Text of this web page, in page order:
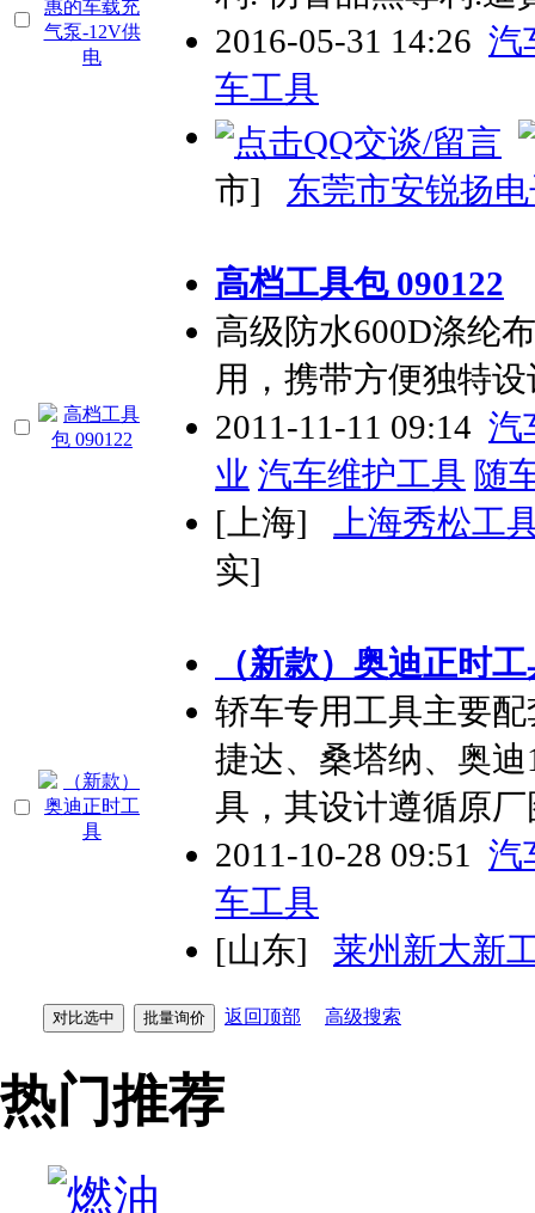
2016-05-31 14:26 汽
车工具
市] 东莞市安锐扬
高档工具包 090122
高级防水600D涤纶
用，携带方便独特
2011-11-11 09:14 汽
业 汽车维护工具 随
[上海]
上海秀松工
实]
（新款）奥迪正时
轿车专用工具主要
捷达、桑塔纳、奥
具，其设计遵循原
2011-10-28 09:51 汽
车工具
[山东]
莱州新大新
返回顶部 高级搜索
热门推荐